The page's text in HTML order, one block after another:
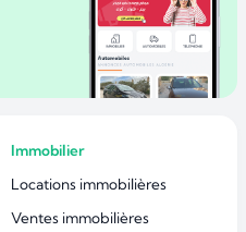
Immobilier
Locations immobilières
Ventes immobilières